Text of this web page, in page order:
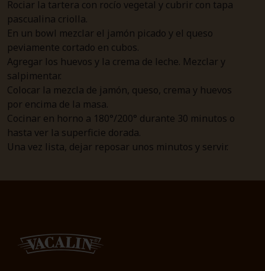
Rociar la tartera con rocío vegetal y cubrir con tapa
pascualina criolla.
En un bowl mezclar el jamón picado y el queso
peviamente cortado en cubos.
Agregar los huevos y la crema de leche. Mezclar y
salpimentar.
Colocar la mezcla de jamón, queso, crema y huevos
por encima de la masa.
Cocinar en horno a 180°/200° durante 30 minutos o
hasta ver la superficie dorada.
Una vez lista, dejar reposar unos minutos y servir.